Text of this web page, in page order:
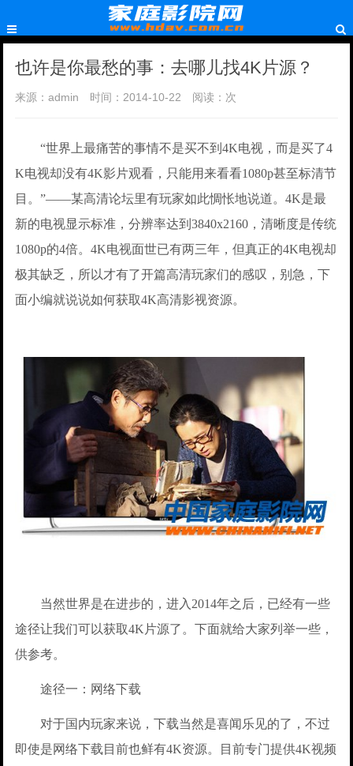
也许是你最愁的事：去哪儿找4K片源？
来源：admin 时间：2014-10-22 阅读： 次
“世界上最痛苦的事情不是买不到4K电视，而是买了4
K电视却没有4K影片观看，只能用来看看1080p甚至标清节
目。”——某高清论坛里有玩家如此惆怅地说道。4K是最
新的电视显示标准，分辨率达到3840x2160，清晰度是传统
1080p的4倍。4K电视面世已有两三年，但真正的4K电视却
极其缺乏，所以才有了开篇高清玩家们的感叹，别急，下
面小编就说说如何获取4K高清影视资源。
当然世界是在进步的，进入2014年之后，已经有一些
途径让我们可以获取4K片源了。下面就给大家列举一些，
供参考。
途径一：网络下载
对于国内玩家来说，下载当然是喜闻乐见的了，不过
即使是网络下载目前也鲜有4K资源。目前专门提供4K视频